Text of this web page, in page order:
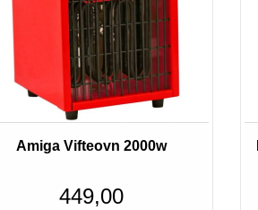
Amiga Vifteovn 2000w
449,00